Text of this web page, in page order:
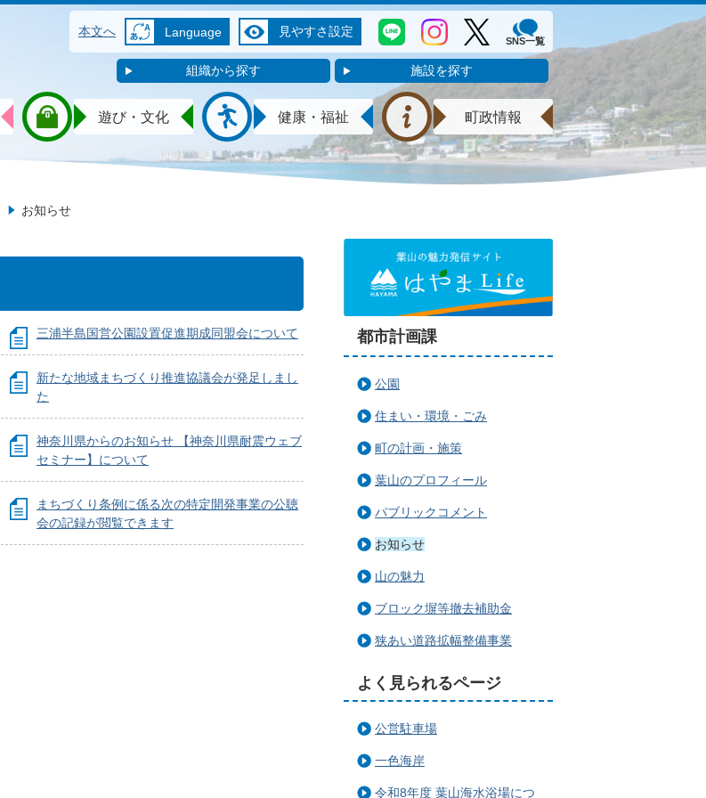
本文へ Language 見やすさ設定
SNS一覧
組織から探す 施設を探す
遊び・文化 健康・福祉 町政情報
お知らせ
三浦半島国営公園設置促進期成同盟会について
新たな地域まちづくり推進協議会が発足しまし
た
神奈川県からのお知らせ 【神奈川県耐震ウェブ
セミナー】について
まちづくり条例に係る次の特定開発事業の公聴
会の記録が閲覧できます
都市計画課
公園
住まい・環境・ごみ
町の計画・施策
葉山のプロフィール
パブリックコメント
お知らせ
山の魅力
ブロック塀等撤去補助金
狭あい道路拡幅整備事業
よく見られるページ
公営駐車場
一色海岸
令和8年度 葉山海水浴場につ